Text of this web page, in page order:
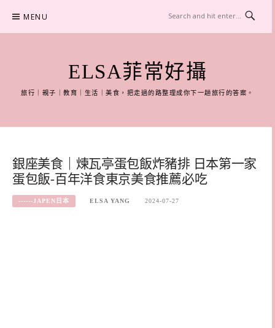
content
MENU
ELSA菲常好攝
旅行｜親子｜教育｜生活｜美食，把走過的路整理成你下一趟旅行的答案。
銀座美食｜煉瓦亭蛋包飯炸豬排 日本第一家
蛋包飯-百年洋食東京美食推薦必吃
------JAPEN日本 ELSA YANG 2024-07-27